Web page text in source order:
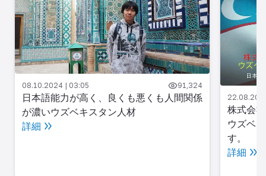
08.10.2024 | 03:05 91,324
日本語能力が高く、良くも悪くも人間関係
が濃いウズベキスタン人材
詳細
株式会
ウズベ
す。
詳細